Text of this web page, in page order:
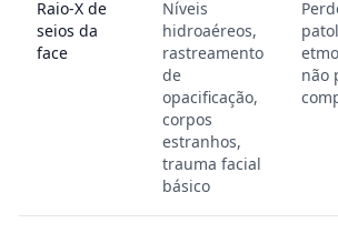
Raio-X de
seios da
face
Níveis
hidroaéreos,
rastreamento
de
opacificação,
corpos
estranhos,
trauma facial
básico
não